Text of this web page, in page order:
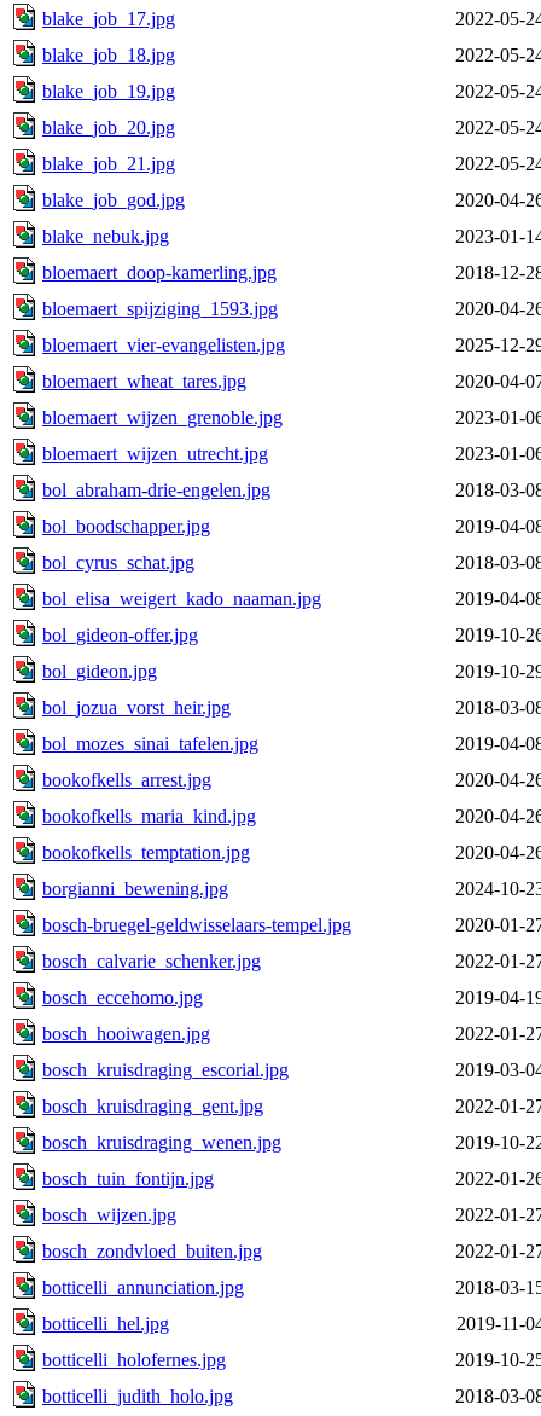
blake_job_17.jpg
2022-05-
blake_job_18.jpg
2022-05-
blake_job_19.jpg
2022-05-
blake_job_20.jpg
2022-05-
blake_job_21.jpg
2022-05-
blake_job_god.jpg
2020-04-
blake_nebuk.jpg
2023-01-
bloemaert_doop-kamerling.jpg
2018-12-
bloemaert_spijziging_1593.jpg
2020-04-
bloemaert_vier-evangelisten.jpg
2025-12-
bloemaert_wheat_tares.jpg
2020-04-
bloemaert_wijzen_grenoble.jpg
2023-01-
bloemaert_wijzen_utrecht.jpg
2023-01-
bol_abraham-drie-engelen.jpg
2018-03-
bol_boodschapper.jpg
2019-04-
bol_cyrus_schat.jpg
2018-03-
bol_elisa_weigert_kado_naaman.jpg
2019-04-
bol_gideon-offer.jpg
2019-10-
bol_gideon.jpg
2019-10-
bol_jozua_vorst_heir.jpg
2018-03-
bol_mozes_sinai_tafelen.jpg
2019-04-
bookofkells_arrest.jpg
2020-04-
bookofkells_maria_kind.jpg
2020-04-
bookofkells_temptation.jpg
2020-04-
borgianni_bewening.jpg
2024-10-
bosch-bruegel-geldwisselaars-tempel.jpg
2020-01-
bosch_calvarie_schenker.jpg
2022-01-
bosch_eccehomo.jpg
2019-04-
bosch_hooiwagen.jpg
2022-01-
bosch_kruisdraging_escorial.jpg
2019-03-
bosch_kruisdraging_gent.jpg
2022-01-
bosch_kruisdraging_wenen.jpg
2019-10-
bosch_tuin_fontijn.jpg
2022-01-
bosch_wijzen.jpg
2022-01-
bosch_zondvloed_buiten.jpg
2022-01-
botticelli_annunciation.jpg
2018-03-
botticelli_hel.jpg
2019-11-
botticelli_holofernes.jpg
2019-10-
botticelli_judith_holo.jpg
2018-03-